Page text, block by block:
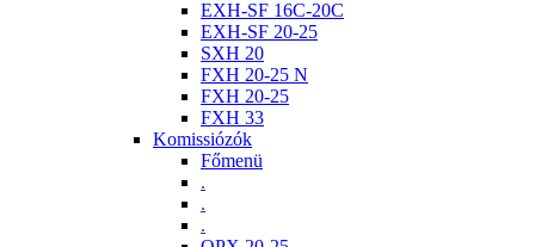
EXH-SF 16C-20C
EXH-SF 20-25
SXH 20
FXH 20-25 N
FXH 20-25
FXH 33
Komissiózók
Főmenü
.
.
.